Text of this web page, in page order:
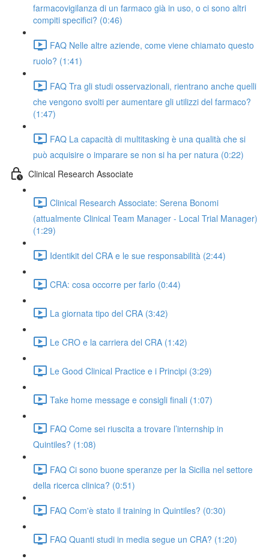
farmacovigilanza di un farmaco già in uso, o ci sono altri
compiti specifici? (0:46)
FAQ Nelle altre aziende, come viene chiamato questo
ruolo? (1:41)
FAQ Tra gli studi osservazionali, rientrano anche quelli
che vengono svolti per aumentare gli utilizzi del farmaco?
(1:47)
FAQ La capacità di multitasking è una qualità che si
può acquisire o imparare se non si ha per natura (0:22)
Clinical Research Associate
Clinical Research Associate: Serena Bonomi
(attualmente Clinical Team Manager - Local Trial Manager)
(1:29)
Identikit del CRA e le sue responsabilità (2:44)
CRA: cosa occorre per farlo (0:44)
La giornata tipo del CRA (3:42)
Le CRO e la carriera del CRA (1:42)
Le Good Clinical Practice e i Principi (3:29)
Take home message e consigli finali (1:07)
FAQ Come sei riuscita a trovare l’internship in
Quintiles? (1:08)
FAQ Ci sono buone speranze per la Sicilia nel settore
della ricerca clinica? (0:51)
FAQ Com'è stato il training in Quintiles? (0:30)
FAQ Quanti studi in media segue un CRA? (1:20)